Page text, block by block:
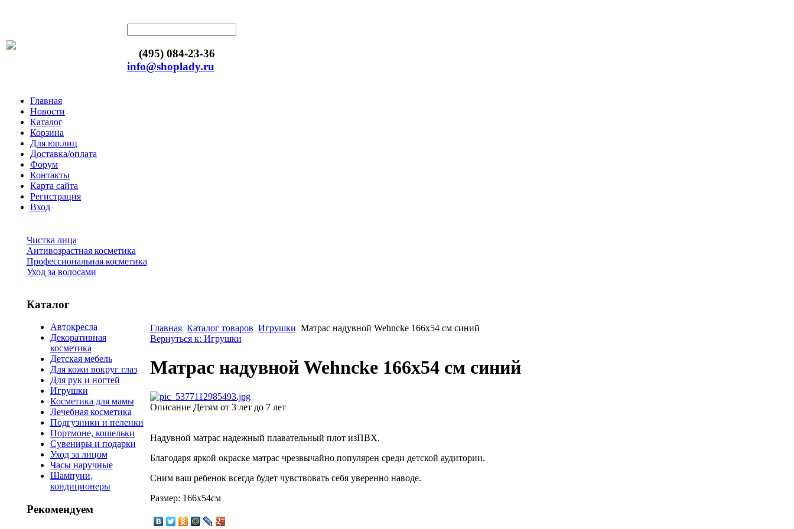
(495) 084-23-36
info@shoplady.ru
Главная
Новости
Каталог
Корзина
Для юр.лиц
Доставка/оплата
Форум
Контакты
Карта сайта
Регистрация
Вход
Чистка лица
Антивозрастная косметика
Профессиональная косметика
Уход за волосами
Каталог
Автокресла
Декоративная
косметика
Детская мебель
Для кожи вокруг глаз
Для рук и ногтей
Игрушки
Косметика для мамы
Лечебная косметика
Подгузники и пеленки
Портмоне, кошельки
Сувениры и подарки
Уход за лицом
Часы наручные
Шампуни,
кондиционеры
Рекомендуем
Главная Каталог товаров Игрушки Матрас надувной Wehncke 166х54 см синий
Вернуться к: Игрушки
Матрас надувной Wehncke 166х54 см синий
ОписаниеДетям от 3 лет до 7 лет
Надувной матрас надежный плавательный плот изПВХ.
Благодаря яркой окраске матрас чрезвычайно популярен среди детской аудитории.
Сним ваш ребенок всегда будет чувствовать себя уверенно наводе.
Размер: 166х54см